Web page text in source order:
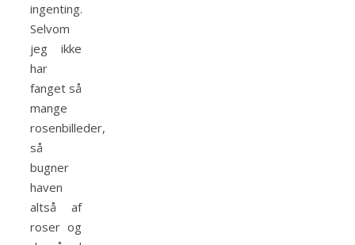
ingenting.
Selvom
jeg ikke
har
fanget så
mange
rosenbilleder,
så
bugner
haven
altså af
roser og